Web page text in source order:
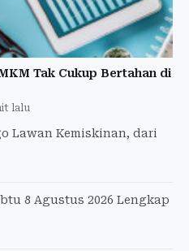
Tak Cukup Bertahan di
lalu
Lawan Kemiskinan, dari
8 Agustus 2026 Lengkap